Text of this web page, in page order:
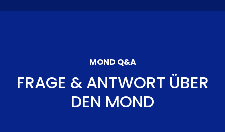
MOND Q&A
FRAGE & ANTWORT ÜBER
DEN MOND